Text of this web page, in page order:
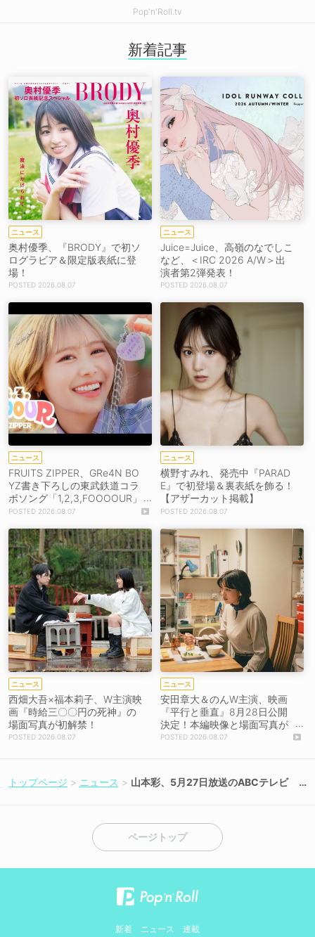
Pop'n'Roll.tv
新着記事
ニュース
奥村優季、『BRODY』で初ソ
ログラビア＆限定版表紙に登
場！
2026.08.07
ニュース
Juice=Juice、高嶺のなでしこ
など、＜IRC 2026 A/W＞出
演者第2弾発表！
2026.08.07
ニュース
FRUITS ZIPPER、GRe4N BO
YZ書き下ろしの東武鉄道コラ
ボソング「1,2,3,FOOOOUR」
をリリース＆MV公開！
2026.08.07
ニュース
横野すみれ、発売中『PARAD
E』で初登場＆裏表紙を飾る！
【アザーカット掲載】
2026.08.07
ニュース
西畑大吾×福本莉子、W主演映
画『時給三〇〇円の死神』の
場面写真が初解禁！
2026.08.07
ニュース
安田章大＆のんW主演、映画
『平行と垂直』8月28日公開
決定！本編映像と場面写真が
初解禁！2026.08.07
トップページ ニュース
山本彩、5月27日放送のABCテレビ
ページトップ
新着 ニュース 連載